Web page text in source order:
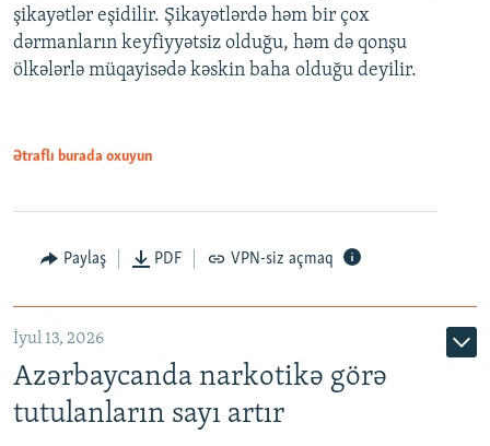
şikayətlər eşidilir. Şikayətlərdə həm bir çox
dərmanların keyfiyyətsiz olduğu, həm də qonşu
ölkələrlə müqayisədə kəskin baha olduğu deyilir.
Ətraflı burada oxuyun
Paylaş PDF VPN-siz açmaq
İyul 13, 2026
Azərbaycanda narkotikə görə
tutulanların sayı artır